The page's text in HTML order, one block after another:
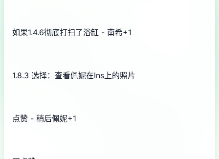
如果1.4.6彻底打扫了浴缸 - 南希+1
1.8.3 选择：查看佩妮在Ins上的照片
点赞 - 稍后佩妮+1